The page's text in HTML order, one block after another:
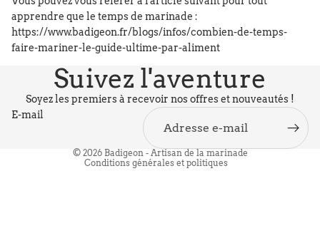
apprendre que le temps de marinade :
https://www.badigeon.fr/blogs/infos/combien-de-temps-
faire-mariner-le-guide-ultime-par-aliment
Suivez l'aventure
Soyez les premiers à recevoir nos offres et nouveautés !
E-mail
© 2026 Badigeon - Artisan de la marinade
Conditions générales et politiques
Politique de confidentialité
Politique d’expédition
Conditions générales de vente
Mentions légales